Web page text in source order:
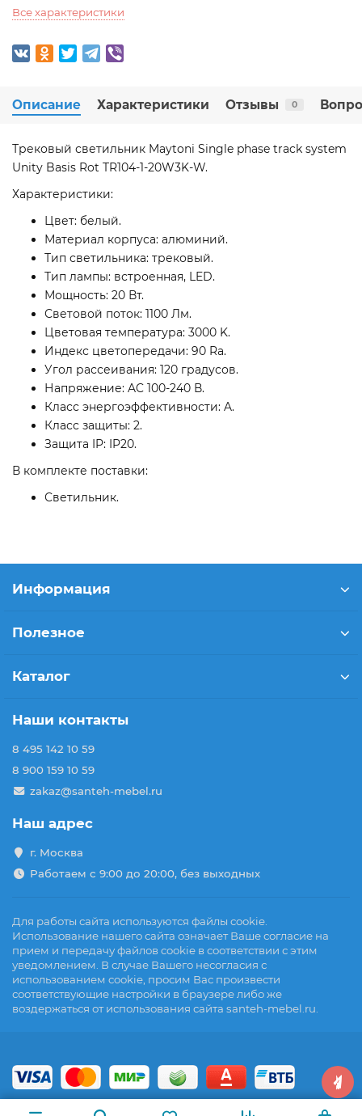
Все характеристики
Описание Характеристики Отзывы 0
Трековый светильник Maytoni Single phase track system
Unity Basis Rot TR104-1-20W3K-W.
Характеристики:
Цвет: белый.
Материал корпуса: алюминий.
Тип светильника: трековый.
Тип лампы: встроенная, LED.
Мощность: 20 Вт.
Световой поток: 1100 Лм.
Цветовая температура: 3000 K.
Индекс цветопередачи: 90 Ra.
Угол рассеивания: 120 градусов.
Напряжение: AC 100-240 В.
Класс энергоэффективности: A.
Класс защиты: 2.
Защита IP: IP20.
В комплекте поставки:
Светильник.
Информация
Полезное
Каталог
Наши контакты
8 495 142 10 59
8 900 159 10 59
zakaz@santeh-mebel.ru
Наш адрес
г. Москва
Работаем с 9:00 до 20:00, без выходных
Для работы сайта используются файлы cookie.
Использование нашего сайта означает Ваше согласие на
прием и передачу файлов cookie в соответствии с этим
уведомлением. В случае Вашего несогласия с
использованием cookie, просим Вас произвести
соответствующие настройки в браузере либо же
воздержаться от использования сайта santeh-mebel.ru.